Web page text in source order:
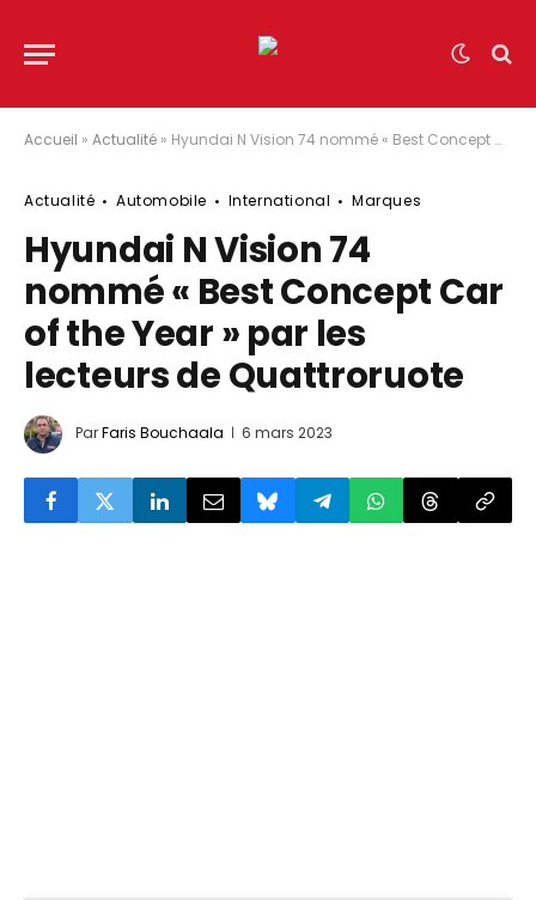
Accueil » Actualité » Hyundai N Vision 74 nommé « Best Concept Car of the Year » par les lecteurs de Quattroruote
Actualité Automobile International Marques
Hyundai N Vision 74
nommé « Best Concept Car
of the Year » par les
lecteurs de Quattroruote
ParFaris Bouchaala 6 mars 2023